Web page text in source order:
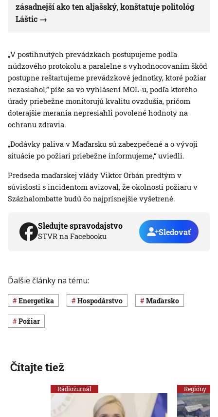
zásadnejší ako ten aljašský, konštatuje politológ
Láštic
„V postihnutých prevádzkach postupujeme podľa
núdzového protokolu a paralelne s vyhodnocovaním škôd
postupne reštartujeme prevádzkové jednotky, ktoré požiar
nezasiahol,“ píše sa vo vyhlásení MOL-u, podľa ktorého
úrady priebežne monitorujú kvalitu ovzdušia, pričom
doterajšie merania nepresiahli povolené hodnoty na
ochranu zdravia.
„Dodávky paliva v Maďarsku sú zabezpečené a o vývoji
situácie po požiari priebežne informujeme,“ uviedli.
Predseda maďarskej vlády Viktor Orbán predtým v
súvislosti s incidentom avizoval, že okolnosti požiaru v
Százhalombatte budú čo najprísnejšie vyšetrené.
Sledujte spravodajstvo
STVR na Facebooku Sledovať
Ďalšie články na tému:
Energetika hospodárstvo Maďarsko
požiar
Čítajte tiež
Rádiožurnál Regióny